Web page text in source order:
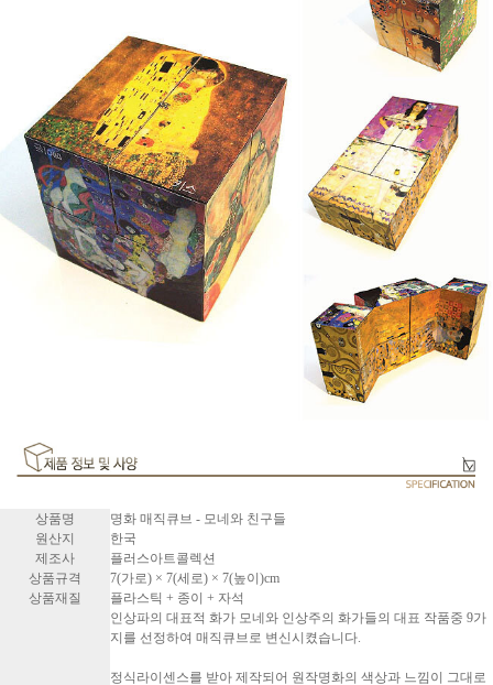
상품명
명화 매직큐브 - 모네와 친구들
원산지
한국
제조사
플러스아트콜렉션
상품규격
7(가로) × 7(세로) × 7(높이)cm
상품재질
플라스틱 + 종이 + 자석
인상파의 대표적 화가 모네와 인상주의 화가들의 대표 작품중 9가
지를 선정하여 매직큐브로 변신시켰습니다.
정식라이센스를 받아 제작되어 원작명화의 색상과 느낌이 그대로